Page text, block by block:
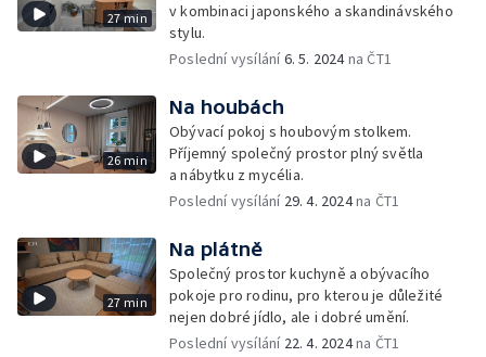
27 min
v kombinaci japonského a skandinávského
stylu.
Poslední vysílání6. 5. 2024na ČT1
26 min
Na houbách
Obývací pokoj s houbovým stolkem.
Příjemný společný prostor plný světla
a nábytku z mycélia.
Poslední vysílání 29. 4. 2024na ČT1
27 min
Na plátně
Společný prostor kuchyně a obývacího
pokoje pro rodinu, pro kterou je důležité
nejen dobré jídlo, ale i dobré umění.
Poslední vysílání 22. 4. 2024na ČT1